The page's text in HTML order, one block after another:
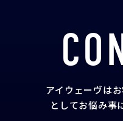
アイウェーヴは
としてお悩み事